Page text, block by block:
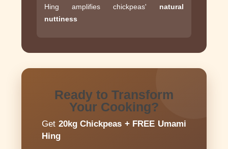
Hing amplifies chickpeas' natural
nuttiness
Ready to Transform
Your Cooking?
Get 20kg Chickpeas + FREE Umami
Hing